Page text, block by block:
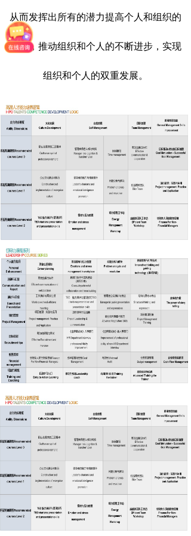
从而发挥出所有的潜力提高个人和组织的
业绩，推动组织和个人的不断进步，实现
组织和个人的双重发展。